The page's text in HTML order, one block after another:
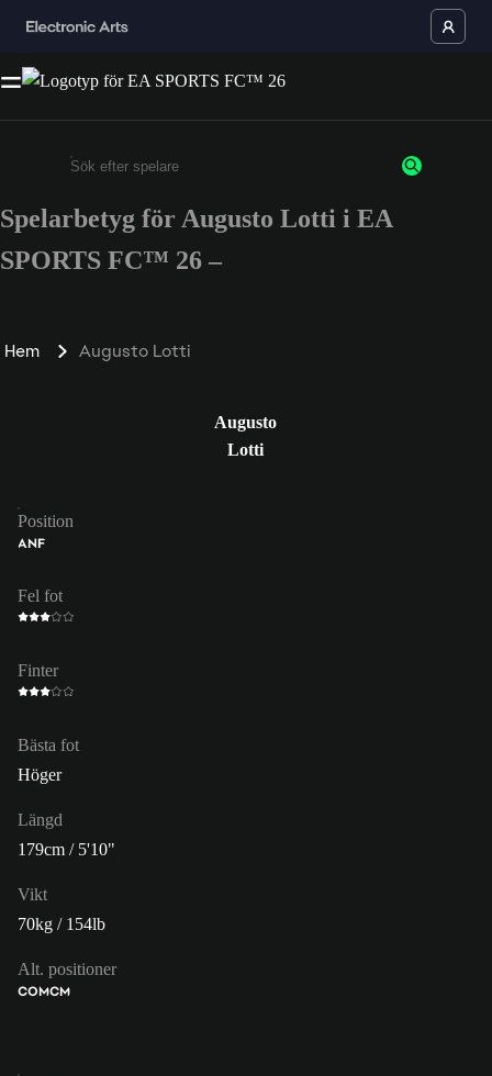
Ange minst 3 tecken eller siffror
Spelarbetyg för Augusto Lotti i EA
SPORTS FC™ 26 –
Hem Augusto Lotti
Augusto
Lotti
Position
ANF
Fel fot
Finter
Bästa fot
Höger
Längd
179cm / 5'10"
Vikt
70kg / 154lb
Alt. positioner
COMCM